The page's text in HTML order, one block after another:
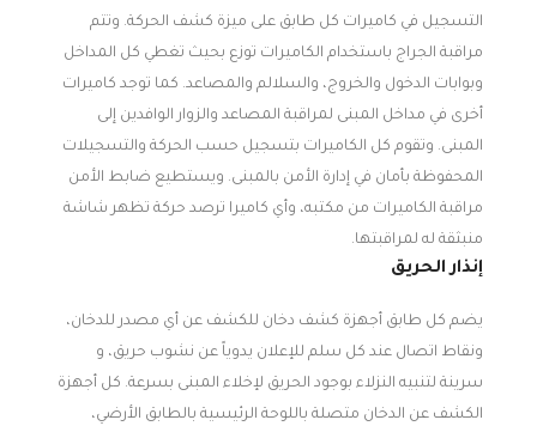
التسجيل في كاميرات كل طابق على ميزة كشف الحركة. وتتم
مراقبة الجراج باستخدام الكاميرات توزع بحيث تغطي كل المداخل
وبوابات الدخول والخروج، والسلالم والمصاعد. كما توجد كاميرات
أخرى في مداخل المبنى لمراقبة المصاعد والزوار الوافدين إلى
المبنى. وتقوم كل الكاميرات بتسجيل حسب الحركة والتسجيلات
المحفوظة بأمان في إدارة الأمن بالمبنى. ويستطيع ضابط الأمن
مراقبة الكاميرات من مكتبه، وأي كاميرا ترصد حركة تظهر شاشة
منبثقة له لمراقبتها.
إنذار الحريق
يضم كل طابق أجهزة كشف دخان للكشف عن أي مصدر للدخان،
ونقاط اتصال عند كل سلم للإعلان يدوياً عن نشوب حريق، و
سرينة لتنبيه النزلاء بوجود الحريق لإخلاء المبنى بسرعة. كل أجهزة
الكشف عن الدخان متصلة باللوحة الرئيسية بالطابق الأرضي،